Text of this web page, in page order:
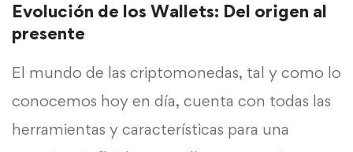
Evolución de los Wallets: Del origen al
presente
El mundo de las criptomonedas, tal y como lo
conocemos hoy en día, cuenta con todas las
herramientas y características para una